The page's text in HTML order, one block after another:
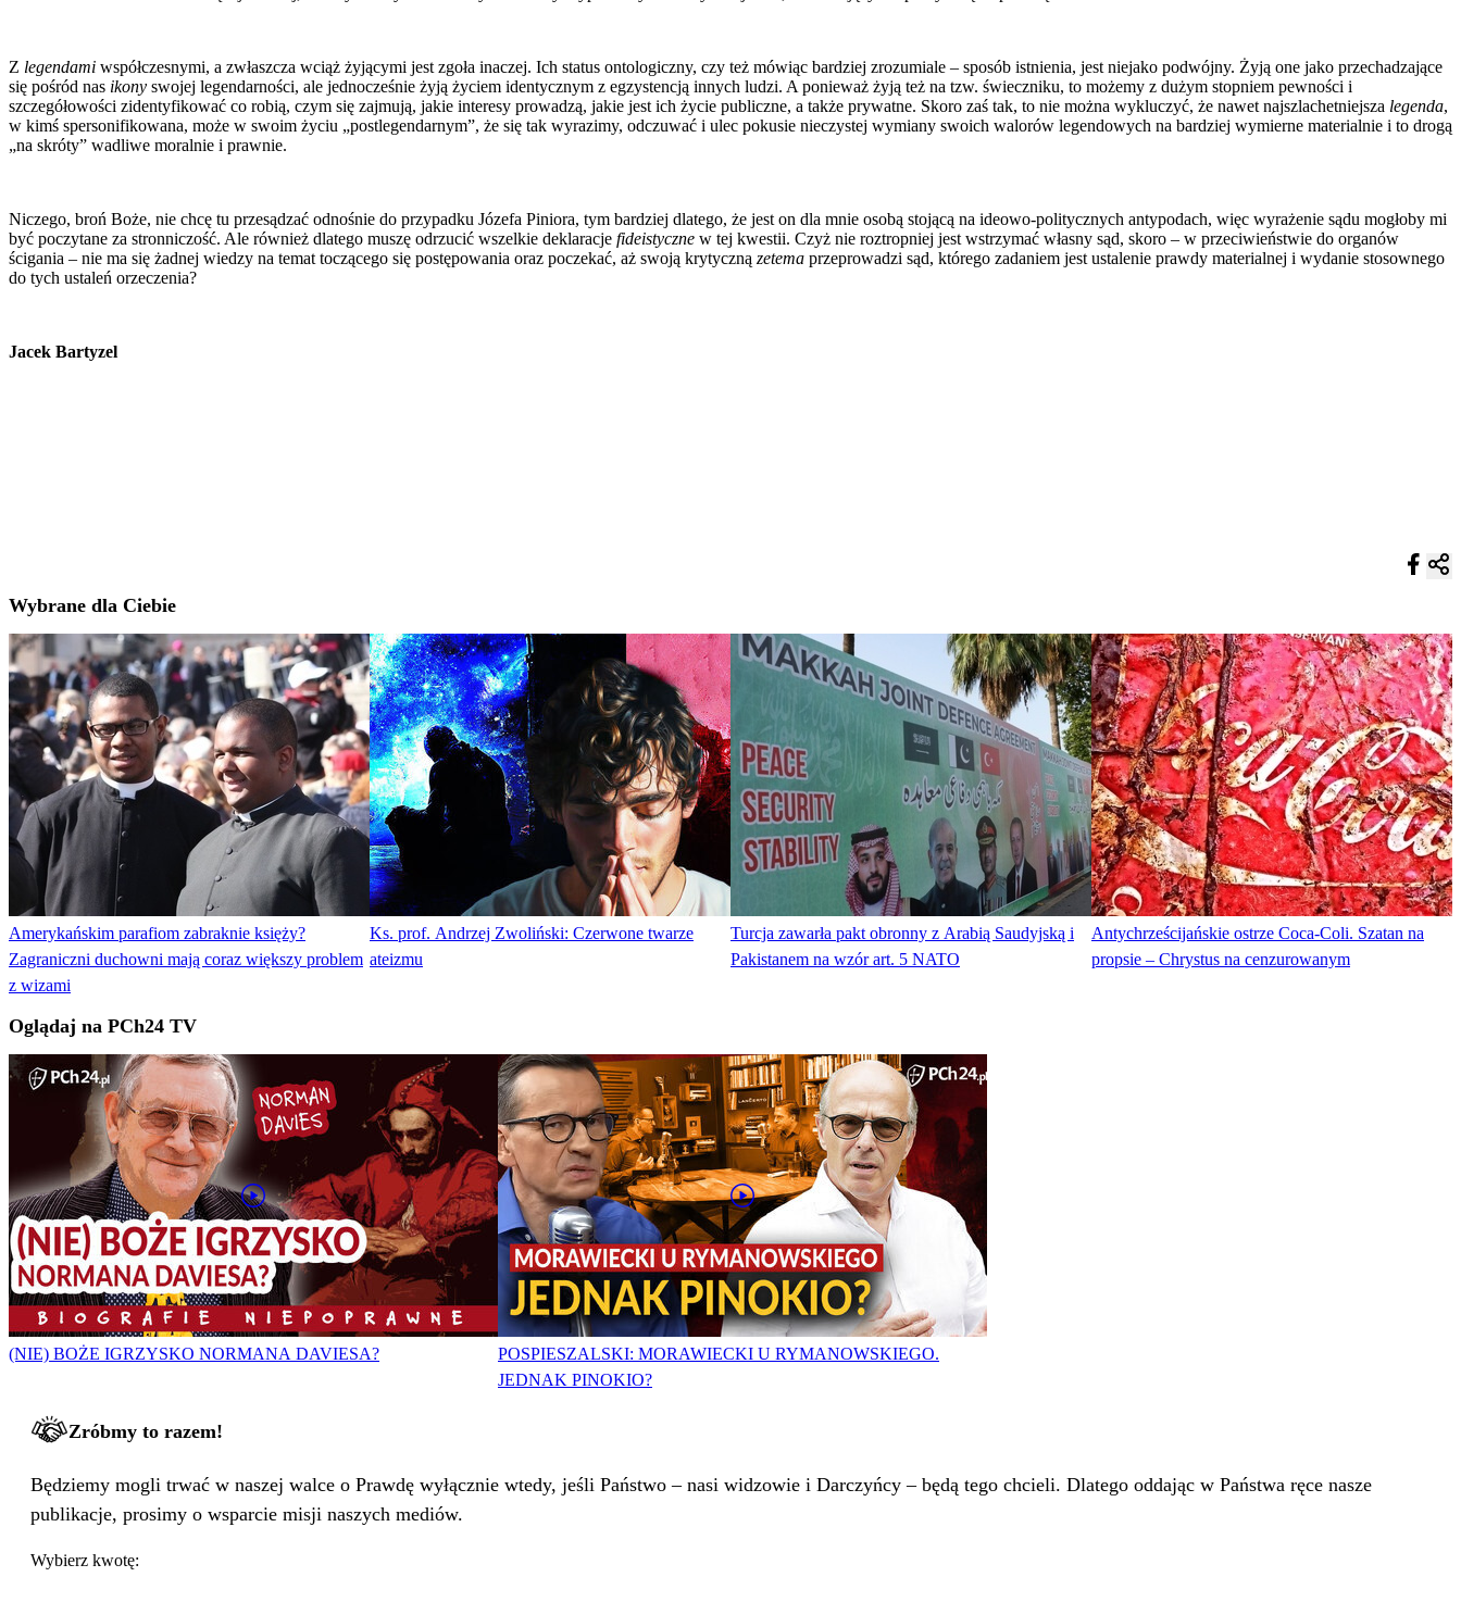
Z legendami współczesnymi, a zwłaszcza wciąż żyjącymi jest zgoła inaczej. Ich status ontologiczny, czy też mówiąc bardziej zrozumiale – sposób istnienia, jest niejako podwójny. Żyją one jako przechadzające
się pośród nas ikony swojej legendarności, ale jednocześnie żyją życiem identycznym z egzystencją innych ludzi. A ponieważ żyją też na tzw. świeczniku, to możemy z dużym stopniem pewności i
szczegółowości zidentyfikować co robią, czym się zajmują, jakie interesy prowadzą, jakie jest ich życie publiczne, a także prywatne. Skoro zaś tak, to nie można wykluczyć, że nawet najszlachetniejsza legenda,
w kimś spersonifikowana, może w swoim życiu „postlegendarnym”, że się tak wyrazimy, odczuwać i ulec pokusie nieczystej wymiany swoich walorów legendowych na bardziej wymierne materialnie i to drogą
„na skróty” wadliwe moralnie i prawnie.
Niczego, broń Boże, nie chcę tu przesądzać odnośnie do przypadku Józefa Piniora, tym bardziej dlatego, że jest on dla mnie osobą stojącą na ideowo-politycznych antypodach, więc wyrażenie sądu mogłoby mi
być poczytane za stronniczość. Ale również dlatego muszę odrzucić wszelkie deklaracje fideistyczne w tej kwestii. Czyż nie roztropniej jest wstrzymać własny sąd, skoro – w przeciwieństwie do organów
ścigania – nie ma się żadnej wiedzy na temat toczącego się postępowania oraz poczekać, aż swoją krytyczną zetema przeprowadzi sąd, którego zadaniem jest ustalenie prawdy materialnej i wydanie stosownego
do tych ustaleń orzeczenia?
Jacek Bartyzel
Wybrane dla Ciebie
Amerykańskim parafiom zabraknie księży?
Zagraniczni duchowni mają coraz większy problem
z wizami
Ks. prof. Andrzej Zwoliński: Czerwone twarze
ateizmu
Turcja zawarła pakt obronny z Arabią Saudyjską i
Pakistanem na wzór art. 5 NATO
Antychrześcijańskie ostrze Coca-Coli. Szatan na
propsie – Chrystus na cenzurowanym
Oglądaj na PCh24 TV
(NIE) BOŻE IGRZYSKO NORMANA DAVIESA?
POSPIESZALSKI: MORAWIECKI U RYMANOWSKIEGO.
JEDNAK PINOKIO?
Zróbmy to razem!
Będziemy mogli trwać w naszej walce o Prawdę wyłącznie wtedy, jeśli Państwo – nasi widzowie i Darczyńcy – będą tego chcieli. Dlatego oddając w Państwa ręce nasze
publikacje, prosimy o wsparcie misji naszych mediów.
Wybierz kwotę: